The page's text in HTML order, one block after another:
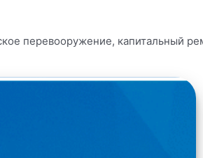
перевооружение, капитальный